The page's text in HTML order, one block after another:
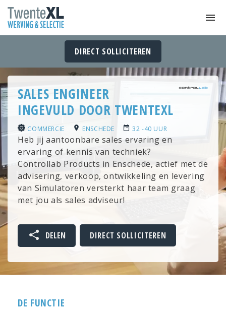
DIRECT SOLLICITEREN
SALES ENGINEER
INGEVULD DOOR TWENTEXL
COMMERCIE ENSCHEDE 32 -40 UUR
Heb jij aantoonbare sales ervaring en
ervaring of kennis van techniek?
Controllab Products in Enschede, actief met de
advisering, verkoop, ontwikkeling en levering
van Simulatoren versterkt haar team graag
met jou als sales adviseur!
DELEN DIRECT SOLLICITEREN
DE FUNCTIE